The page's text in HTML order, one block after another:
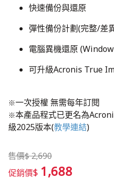
快速備份與還原
彈性備份計劃(完整/差
電腦異機還原
可升級Acronis True
※一次授權 無需每年訂閱
​※本產品程式已更名為
級2025版本(教學連結)
售價$2,690
促銷價$ 1,688